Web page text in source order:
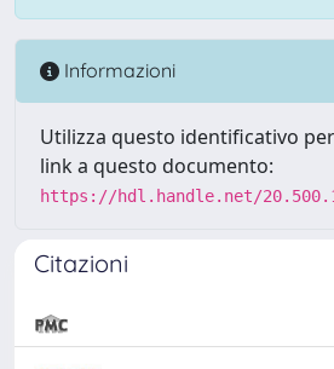
Informazioni
Utilizza questo identificativo
link a questo documento:
https://hdl.handle.net/
Citazioni